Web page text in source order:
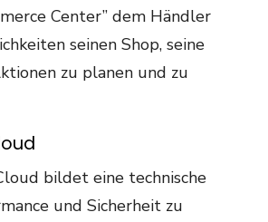
Center” dem Händler
seinen Shop, seine
zu planen und zu
bildet eine technische
und Sicherheit zu